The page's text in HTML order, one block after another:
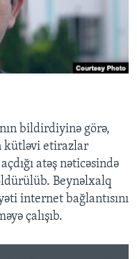
bildirdiyinə görə,
kütləvi etirazlar
atəş nəticəsində
Beynəlxalq
internet bağlantısını
çalışıb.